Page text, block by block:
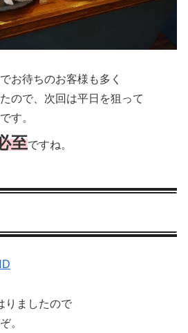
お待ちのお客様も多く
ので、次回は平日を狙って
す。
至ですね。
りましたので
。